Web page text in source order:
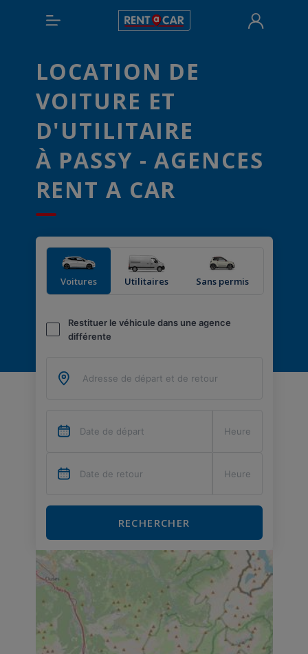
LOCATION DE
VOITURE ET
D'UTILITAIRE
À PASSY - AGENCES
RENT A CAR
Voitures Utilitaires Sans permis
Restituer le véhicule dans une agence
différente
RECHERCHER